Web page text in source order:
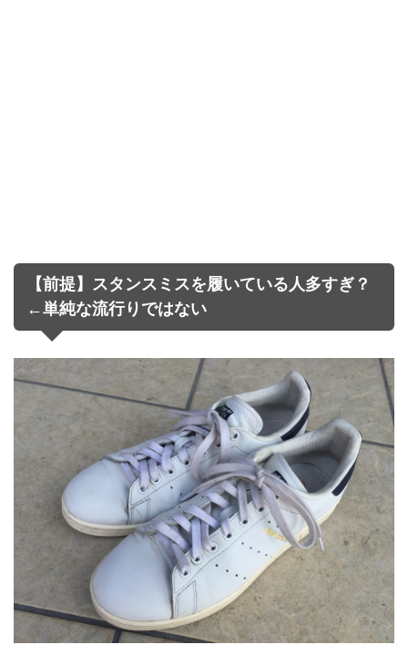
【前提】スタンスミスを履いている人多すぎ？
←単純な流行りではない